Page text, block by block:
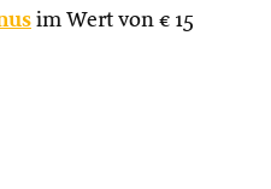
im Wert von € 15